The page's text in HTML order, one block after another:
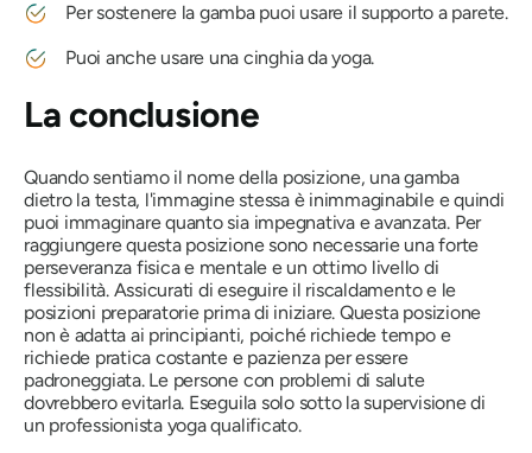
Per sostenere la gamba puoi usare il supporto a parete.
Puoi anche usare una cinghia da yoga.
La conclusione
Quando sentiamo il nome della posizione, una gamba
dietro la testa, l'immagine stessa è inimmaginabile e quindi
puoi immaginare quanto sia impegnativa e avanzata. Per
raggiungere questa posizione sono necessarie una forte
perseveranza fisica e mentale e un ottimo livello di
flessibilità. Assicurati di eseguire il riscaldamento e le
posizioni preparatorie prima di iniziare. Questa posizione
non è adatta ai principianti, poiché richiede tempo e
richiede pratica costante e pazienza per essere
padroneggiata. Le persone con problemi di salute
dovrebbero evitarla. Eseguila solo sotto la supervisione di
un professionista yoga qualificato.